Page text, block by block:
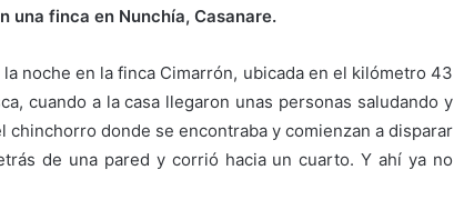
una finca en Nunchía, Casanare.
noche en la finca Cimarrón, ubicada en el kilómetro 43
cuando a la casa llegaron unas personas saludando y
donde se encontraba y comienzan a disparar
de una pared y corrió hacia un cuarto. Y ahí ya no